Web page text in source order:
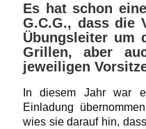
Es hat schon
G.C.G., dass die
Übungsleiter um
Grillen, aber
jeweiligen
In diesem Jahr war
Einladung
wies sie darauf hin,